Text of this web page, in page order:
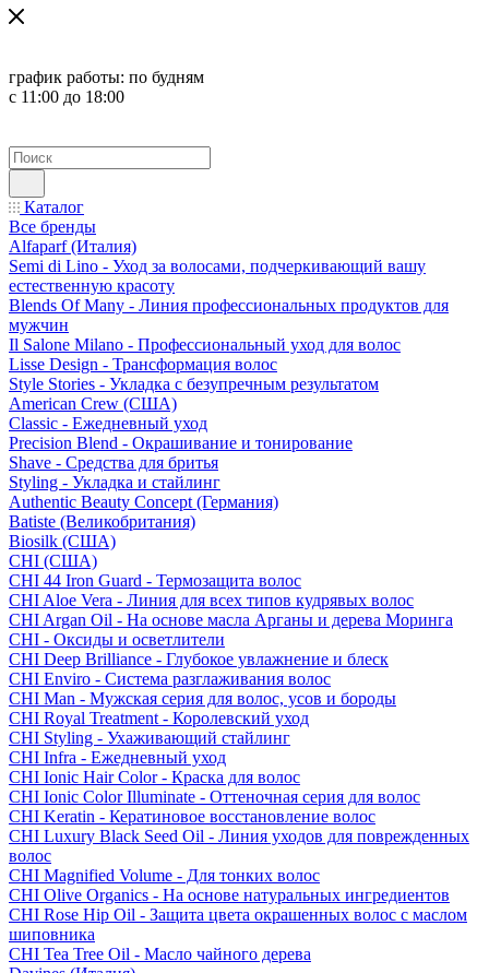
график работы: по будням
с 11:00 до 18:00
Каталог
Все бренды
Alfaparf (Италия)
Semi di Lino - Уход за волосами, подчеркивающий вашу
естественную красоту
Blends Of Many - Линия профессиональных продуктов для
мужчин
Il Salone Milano - Профессиональный уход для волос
Lisse Design - Трансформация волос
Style Stories - Укладка с безупречным результатом
American Crew (США)
Classic - Ежедневный уход
Precision Blend - Окрашивание и тонирование
Shave - Средства для бритья
Styling - Укладка и стайлинг
Authentic Beauty Concept (Германия)
Batiste (Великобритания)
Biosilk (США)
CHI (США)
CHI 44 Iron Guard - Термозащита волос
CHI Aloe Vera - Линия для всех типов кудрявых волос
CHI Argan Oil - На основе масла Арганы и дерева Моринга
CHI - Оксиды и осветлители
CHI Deep Brilliance - Глубокое увлажнение и блеск
CHI Enviro - Система разглаживания волос
CHI Man - Мужская серия для волос, усов и бороды
CHI Royal Treatment - Королевский уход
CHI Styling - Ухаживающий стайлинг
CHI Infra - Ежедневный уход
CHI Ionic Hair Color - Краска для волос
CHI Ionic Color Illuminate - Оттеночная серия для волос
CHI Keratin - Кератиновое восстановление волос
CHI Luxury Black Seed Oil - Линия уходов для поврежденных
волос
CHI Magnified Volume - Для тонких волос
CHI Olive Organics - На основе натуральных ингредиентов
CHI Rose Hip Oil - Защита цвета окрашенных волос с маслом
шиповника
CHI Tea Tree Oil - Масло чайного дерева